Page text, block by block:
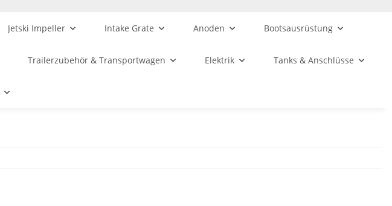
Jetski Impeller Intake Grate Anoden Bootsausrüstung
Trailerzubehör & Transportwagen Elektrik Tanks & Anschlüsse